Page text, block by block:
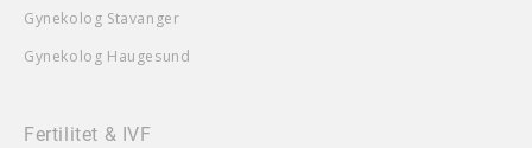
Gynekolog Stavanger
Gynekolog Haugesund
Fertilitet & IVF